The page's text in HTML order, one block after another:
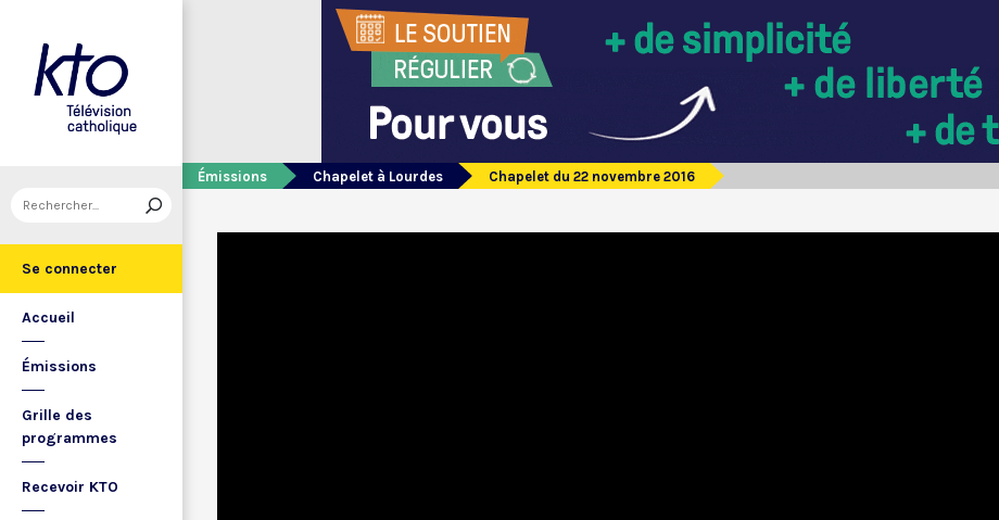
Se connecter
Accueil
Émissions
Grille des
programmes
Recevoir KTO
Émissions Chapelet à Lourdes Chapelet du 22 novembre 2016